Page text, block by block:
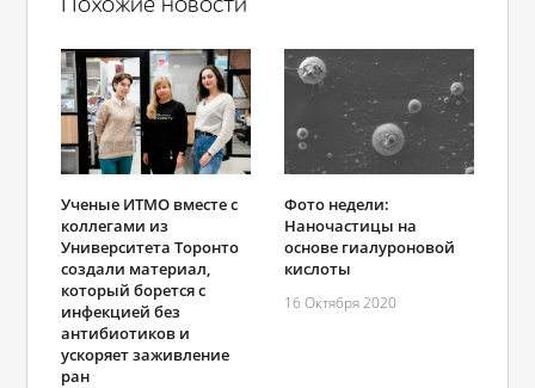
Ученые ИТМО вместе с
коллегами из
Университета Торонто
создали материал,
который борется с
инфекцией без
антибиотиков и
ускоряет заживление
ран
Фото недели:
Наночастицы на
основе гиалуроновой
кислоты
16 Октября 2020